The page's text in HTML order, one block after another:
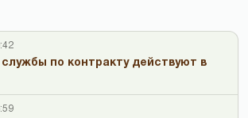
службы по контракту действуют в